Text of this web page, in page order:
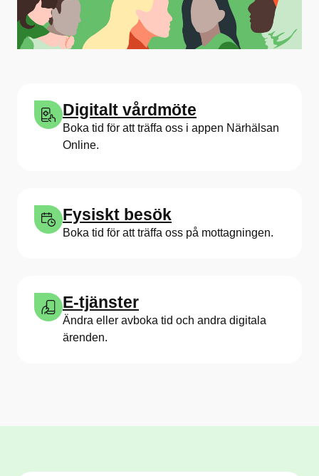
Digitalt vårdmöte
Boka tid för att träffa oss i appen Närhälsan
Online.
Fysiskt besök
Boka tid för att träffa oss på mottagningen.
E-tjänster
Ändra eller avboka tid och andra digitala
ärenden.